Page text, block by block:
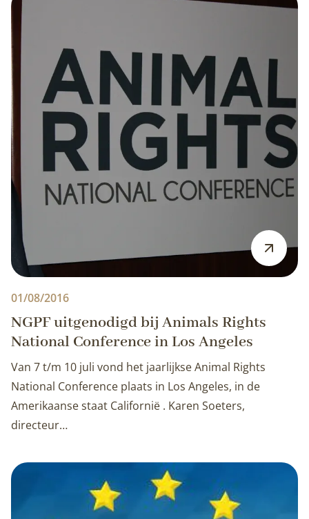
01/08/2016
NGPF uitgenodigd bij Animals Rights
National Conference in Los Angeles
Van 7 t/m 10 juli vond het jaarlijkse Animal Rights
National Conference plaats in Los Angeles, in de
Amerikaanse staat Californië . Karen Soeters,
directeur…